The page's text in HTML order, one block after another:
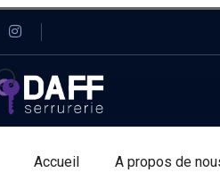
Accueil A propos de